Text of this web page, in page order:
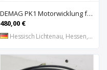
DEMAG PK1 Motorwicklung für Kettenzug DEMAG PK1, Spule, Moto
480,00 €
Hessisch Lichtenau, Hessen, DE